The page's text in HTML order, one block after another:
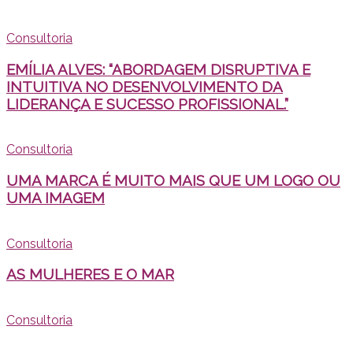
Consultoria
EMÍLIA ALVES: “ABORDAGEM DISRUPTIVA E
INTUITIVA NO DESENVOLVIMENTO DA
LIDERANÇA E SUCESSO PROFISSIONAL.”
Consultoria
UMA MARCA É MUITO MAIS QUE UM LOGO OU
UMA IMAGEM
Consultoria
AS MULHERES E O MAR
Consultoria